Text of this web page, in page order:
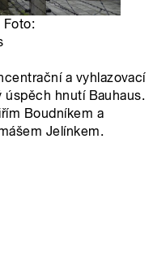
Foto:
a vyhlazovací
hnutí Bauhaus.
Boudníkem a
Jelínkem.